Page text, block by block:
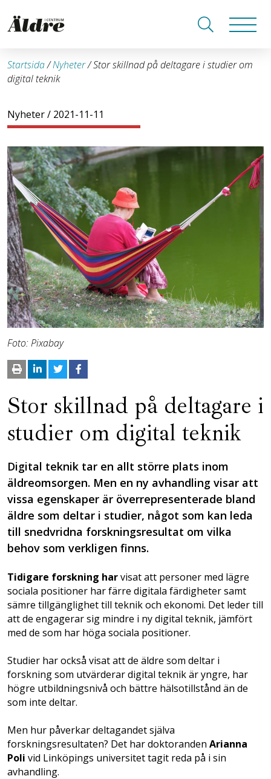
Startsida/Nyheter/Stor skillnad på deltagare i studier om
digital teknik
Nyheter/ 2021-11-11
Foto: Pixabay
Stor skillnad på deltagare i
studier om digital teknik
Digital teknik tar en allt större plats inom
äldreomsorgen. Men en ny avhandling visar att
vissa egenskaper är överrepresenterade bland
äldre som deltar i studier, något som kan leda
till snedvridna forskningsresultat om vilka
behov som verkligen finns.
Tidigare forskning harvisat att personer med lägre
sociala positioner har färre digitala färdigheter samt
sämre tillgänglighet till teknik och ekonomi. Det leder till
att de engagerar sig mindre i ny digital teknik, jämfört
med de som har höga sociala positioner.
Studier har också visat att de äldre som deltar i
forskning som utvärderar digital teknik är yngre, har
högre utbildningsnivå och bättre hälsotillstånd än de
som inte deltar.
Men hur påverkar deltagandet själva
forskningsresultaten? Det har doktoranden Arianna
Poli vid Linköpings universitet tagit reda på i sin
avhandling.